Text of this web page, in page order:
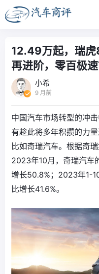
12.49万起，瑞虎
再进阶，零百极
小希
9 月前
中国汽车市场转型的冲
有趁此将多年积攒的力
比如奇瑞汽车。根据奇
2023年10月，奇瑞汽车
增长50.8%；2023年1-
比增长41.6%。